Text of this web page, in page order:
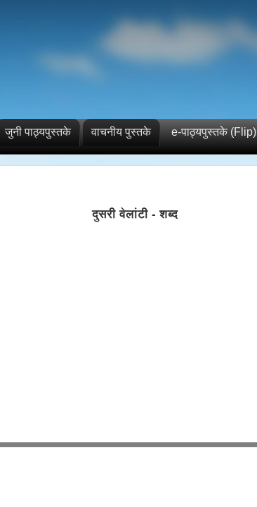
जुनी पाठ्यपुस्तके वाचनीय पुस्तके e-पाठ्यपुस्तके (Flip)
दुसरी वेलांटी - शब्द